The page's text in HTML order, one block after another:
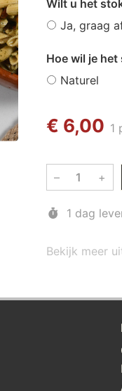
Wilt u het
Hoe wil je
Naturel
€ 6,00 1
– +
1 dag
Bekijk meer